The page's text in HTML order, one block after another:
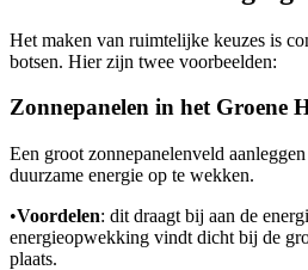
Het maken van ruimtelijke keuzes is
botsen. Hier zijn twee voorbeelden:
Zonnepanelen in het Groene
Een groot zonnepanelenveld
duurzame energie op te wekken.
•Voordelen: dit draagt bij aan de
energieopwekking vindt dicht bij de
plaats.